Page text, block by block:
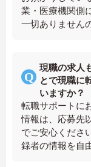
業・医療機関側
一切ありません
現職の求人
とで現職に
いますか？
転職サポートに
情報は、応募先
でご安心くださ
録者の情報を自